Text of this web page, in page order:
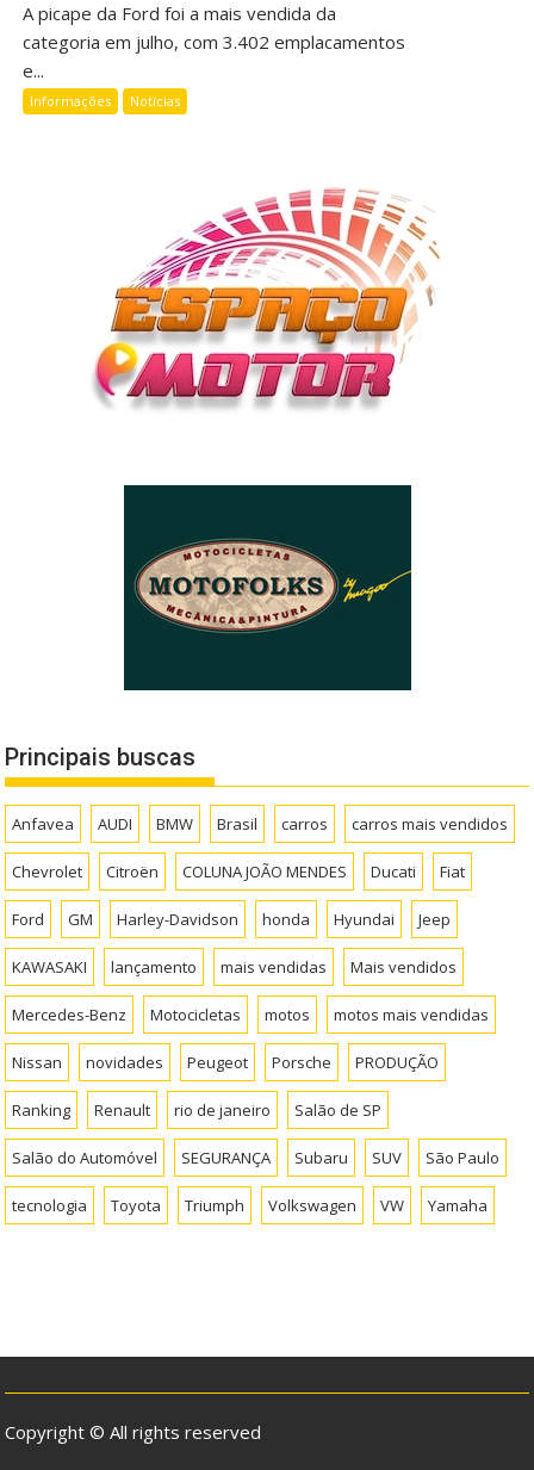
A picape da Ford foi a mais vendida da
categoria em julho, com 3.402 emplacamentos
e...
Informações Notícias
Principais buscas
Anfavea AUDI BMW Brasil carros carros mais vendidos
Chevrolet Citroën COLUNA JOÃO MENDES Ducati Fiat
Ford GM Harley-Davidson honda Hyundai Jeep
KAWASAKI lançamento mais vendidas Mais vendidos
Mercedes-Benz Motocicletas motos motos mais vendidas
Nissan novidades Peugeot Porsche PRODUÇÃO
Ranking Renault rio de janeiro Salão de SP
Salão do Automóvel SEGURANÇA Subaru SUV São Paulo
tecnologia Toyota Triumph Volkswagen VW Yamaha
Copyright © All rights reserved